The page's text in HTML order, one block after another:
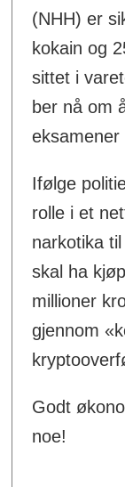
(NHH) er
kokain og
sittet i
ber nå om
eksamener
Ifølge
rolle i et
narkotika
skal ha
millioner
gjennom
Godt
noe!